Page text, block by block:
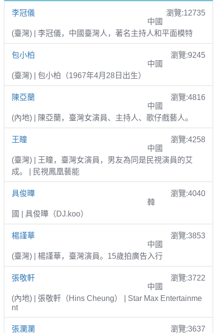
李冠儀
瀏覽:12735
中國
(臺灣) | 李冠儀，中國臺灣人，著名主持人和平面模特
包小柏
瀏覽:9245
中國
(臺灣) | 包小柏（1967年4月28日出生）
陳亞蘭
瀏覽:4816
中國
(內地) | 陳亞蘭，臺灣女演員、主持人、歌仔戲藝人。
王瞳
瀏覽:4258
中國
(臺灣) | 王瞳，臺灣女演員，男友為同是民視演員的艾
成。 | 民視鳳凰藝能
具俊曄
瀏覽:4040
韓
國 | 具俊曄（DJ.koo）
楊謹華
瀏覽:3853
中國
(臺灣) | 楊謹華，臺灣演員。15歲拍廣告入行
張敬軒
瀏覽:3722
中國
(內地) | 張敬軒（Hins Cheung） | Star Max Entertainme
nt
張瀾瀾 瀏覽:3637